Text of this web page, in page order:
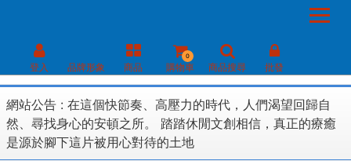
網站公告 : 在這個快節奏、高壓力的時代，人們渴望回歸自
然、尋找身心的安頓之所。 踏踏休閒文創相信，真正的療癒
是源於腳下這片被用心對待的土地
登入 品牌形象 商品 購物車
0
商品搜尋 批發